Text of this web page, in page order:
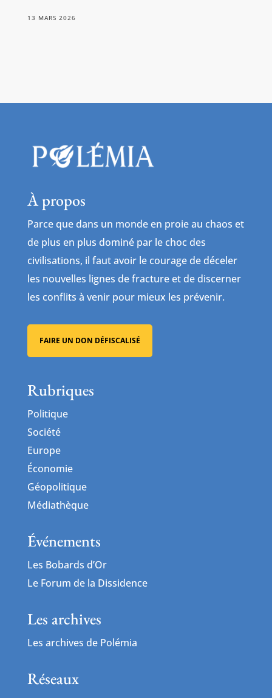
13 MARS 2026
À propos
Parce que dans un monde en proie au chaos et
de plus en plus dominé par le choc des
civilisations, il faut avoir le courage de déceler
les nouvelles lignes de fracture et de discerner
les conflits à venir pour mieux les prévenir.
FAIRE UN DON DÉFISCALISÉ
Rubriques
Politique
Société
Europe
Économie
Géopolitique
Médiathèque
Événements
Les Bobards d’Or
Le Forum de la Dissidence
Les archives
Les archives de Polémia
Réseaux